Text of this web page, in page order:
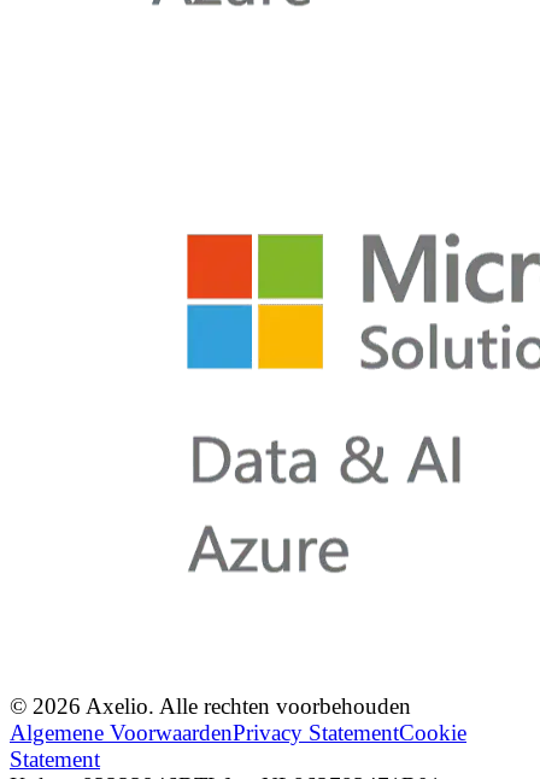
© 2026 Axelio. Alle rechten voorbehouden
Algemene VoorwaardenPrivacy StatementCookie
Statement